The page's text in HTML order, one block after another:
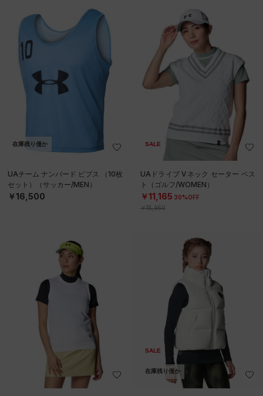
在庫残り僅か
UAチーム ナンバード ビブス （10枚
セット）（サッカー/MEN）
￥16,500
SALE
UAドライブ Vネック セーター ベス
ト（ゴルフ/WOMEN）
￥11,165 30%OFF
￥15,950
SALE
在庫残り僅か